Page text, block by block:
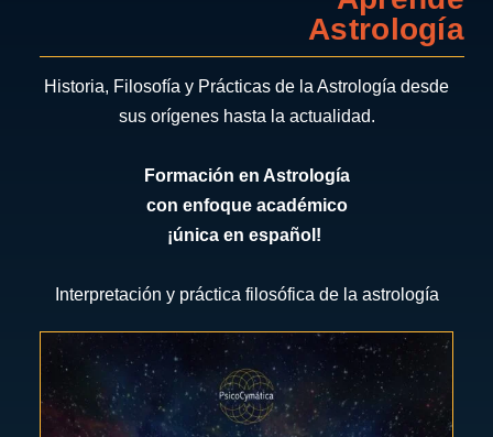
Astrología
Historia, Filosofía y Prácticas de la Astrología desde
sus orígenes hasta la actualidad.
Formación en Astrología
con enfoque académico
¡única en español!
Interpretación y práctica filosófica de la astrología